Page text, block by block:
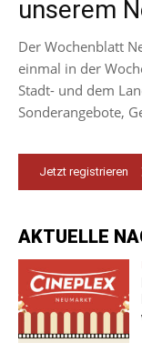
unserem
Der Wochenblatt
einmal in der
Stadt- und dem
Sonderangebote,
Jetzt registrieren
AKTUELLE